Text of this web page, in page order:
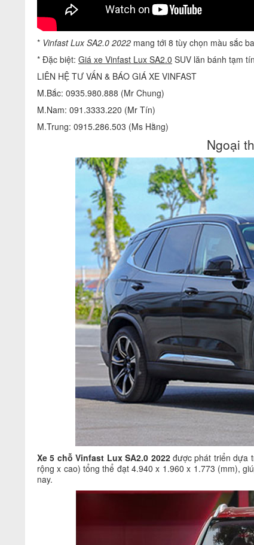
* Vinfast Lux SA2.0 2022 mang tới 8 tùy chọn màu sắc
* Đặc biệt: Giá xe Vinfast Lux SA2.0 SUV lăn bánh tạm
LIÊN HỆ TƯ VẤN & BÁO GIÁ XE VINFAST
M.Bắc: 0935.980.888 (Mr Chung)
M.Nam: 091.3333.220 (Mr Tín)
M.Trung: 0915.286.503 (Ms Hằng)
Ngoại
Xe 5 chỗ Vinfast Lux SA2.0 2022được phát triển dựa
rộng x cao) tổng thể đạt 4.940 x 1.960 x 1.773 (mm),
nay.